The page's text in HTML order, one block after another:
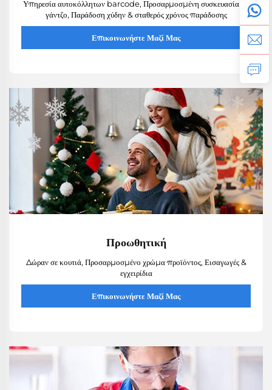
Υπηρεσία αυτοκόλλητων barcode, Προσαρμοσμένη συσκευασία με
γάντζο, Παράδοση χύδην & σταθερός χρόνος παράδοσης
Επικοινωνήστε Μαζί Μας
Προωθητική
Δώραν σε κουτιά, Προσαρμοσμένο χρώμα προϊόντος, Εισαγωγές &
εγχειρίδια
Επικοινωνήστε Μαζί Μας